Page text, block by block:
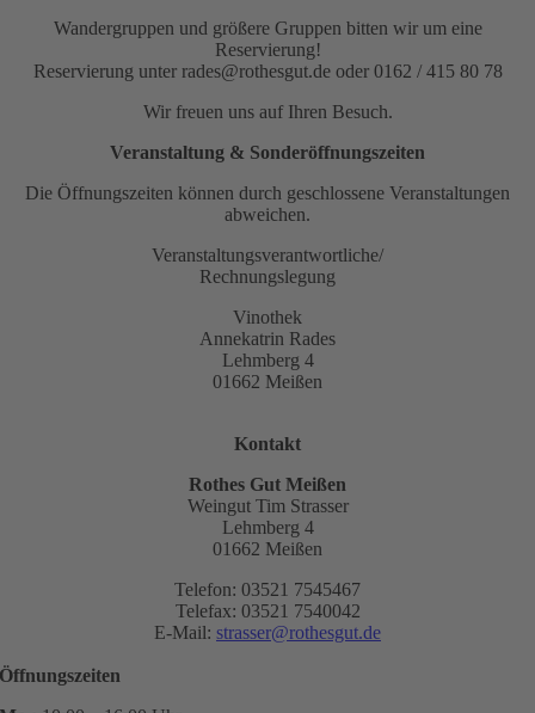
Wandergruppen und größere Gruppen bitten wir um eine
Reservierung!
Reservierung unter rades@rothesgut.de oder 0162 / 415 80 78
Wir freuen uns auf Ihren Besuch.
Veranstaltung & Sonderöffnungszeiten
Die Öffnungszeiten können durch geschlossene Veranstaltungen
abweichen.
Veranstaltungsverantwortliche/
Rechnungslegung
Vinothek
Annekatrin Rades
Lehmberg 4
01662 Meißen
Kontakt
Rothes Gut Meißen
Weingut Tim Strasser
Lehmberg 4
01662 Meißen
Telefon: 03521 7545467
Telefax: 03521 7540042
E-Mail: strasser@rothesgut.de
Öffnungszeiten